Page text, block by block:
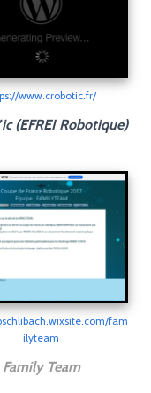
www.crobotic.fr/
(EFREI Robotique)
fam
ilyteam
Family Team